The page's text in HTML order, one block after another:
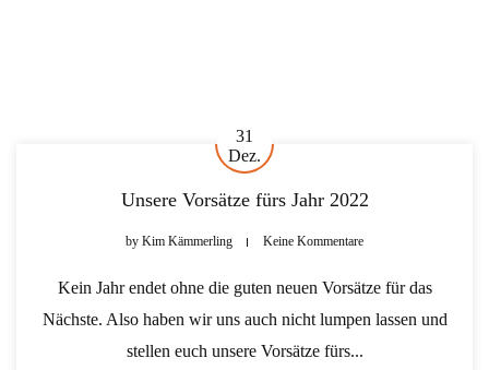
31
Dez.
Unsere Vorsätze fürs Jahr 2022
by Kim Kämmerling Keine Kommentare
Kein Jahr endet ohne die guten neuen Vorsätze für das
Nächste. Also haben wir uns auch nicht lumpen lassen und
stellen euch unsere Vorsätze fürs...